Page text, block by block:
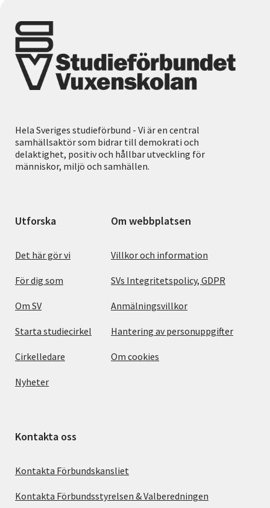
Hela Sveriges studieförbund - Vi är en central
samhällsaktör som bidrar till demokrati och
delaktighet, positiv och hållbar utveckling för
människor, miljö och samhällen.
Utforska
Det här gör vi
För dig som
Om SV
Starta studiecirkel
Cirkelledare
Nyheter
Om webbplatsen
Villkor och information
SVs Integritetspolicy, GDPR
Anmälningsvillkor
Hantering av personuppgifter
Om cookies
Kontakta oss
Kontakta Förbundskansliet
Kontakta Förbundsstyrelsen & Valberedningen